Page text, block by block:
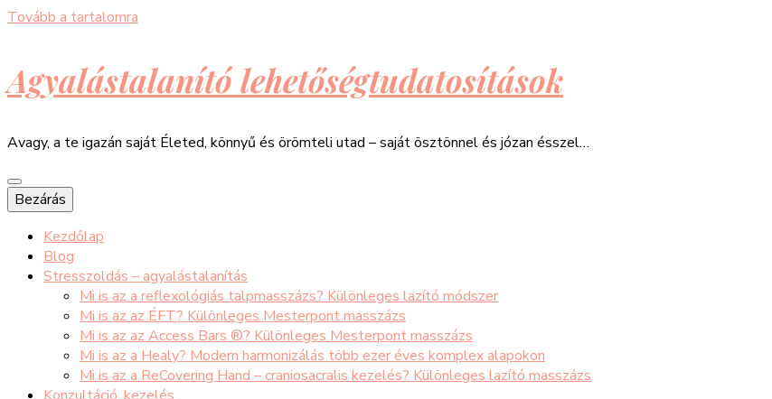
Tovább a tartalomra
Agyalástalanító lehetőségtudatosítások
Avagy, a te igazán saját Életed, könnyű és örömteli utad – saját ösztönnel és józan ésszel…
Bezárás
Kezdőlap
Blog
Stresszoldás – agyalástalanítás
Mi is az a reflexológiás talpmasszázs? Különleges lazító módszer
Mi is az az ÉFT? Különleges Mesterpont masszázs
Mi is az az Access Bars ®? Különleges Mesterpont masszázs
Mi is az a Healy? Modern harmonizálás több ezer éves komplex alapokon
Mi is az a ReCovering Hand – craniosacralis kezelés? Különleges lazító masszázs